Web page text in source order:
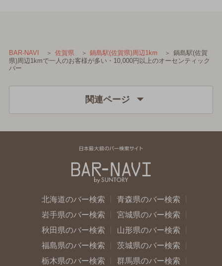
BAR-NAVI 佐賀県 鍋島駅(佐賀県)周辺1km
鍋島駅(佐賀
県)周辺1kmで一人のお客様が多い・10,000円以上のオーセンティック
バー
関連ページ
北海道のバー検索
青森県のバー検索
岩手県のバー検索
宮城県のバー検索
秋田県のバー検索
山形県のバー検索
福島県のバー検索
茨城県のバー検索
栃木県のバー検索
群馬県のバー検索